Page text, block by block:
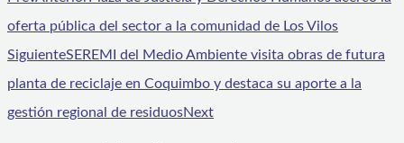
oferta pública del sector a la comunidad de Los Vilos
SiguienteSEREMI del Medio Ambiente visita obras de futura
planta de reciclaje en Coquimbo y destaca su aporte a la
gestión regional de residuosNext